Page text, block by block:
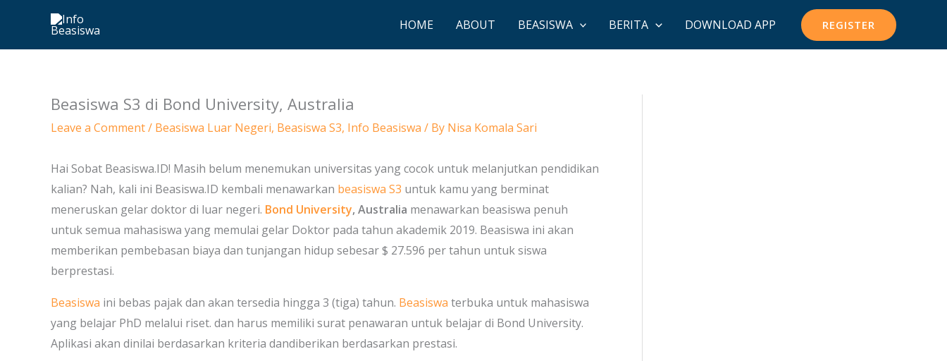
content
HOME ABOUT BEASISWA BERITA DOWNLOAD APP REGISTER
Beasiswa S3 di Bond University, Australia
Leave a Comment/ Beasiswa Luar Negeri, Beasiswa S3, Info Beasiswa / By Nisa Komala Sari
Hai Sobat Beasiswa.ID! Masih belum menemukan universitas yang cocok untuk melanjutkan pendidikan
kalian? Nah, kali ini Beasiswa.ID kembali menawarkan beasiswa S3 untuk kamu yang berminat
meneruskan gelar doktor di luar negeri. Bond University, Australia menawarkan beasiswa penuh
untuk semua mahasiswa yang memulai gelar Doktor pada tahun akademik 2019. Beasiswa ini akan
memberikan pembebasan biaya dan tunjangan hidup sebesar $ 27.596 per tahun untuk siswa
berprestasi.
Beasiswa ini bebas pajak dan akan tersedia hingga 3 (tiga) tahun. Beasiswa terbuka untuk mahasiswa
yang belajar PhD melalui riset. dan harus memiliki surat penawaran untuk belajar di Bond University.
Aplikasi akan dinilai berdasarkan kriteria dandiberikan berdasarkan prestasi.